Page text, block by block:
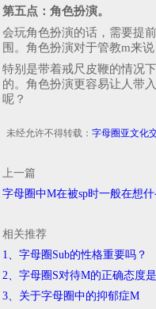
第五点：角色扮演。
会玩角色扮演的话，需要提
围。角色扮演对于管教m来
特别是带着戒尺皮鞭的情况
的。角色扮演更容易让人带
呢？
未经允许不得转载： 字母圈亚文化
上一篇
字母圈中M在被sp时一般在想什
相关推荐
1、字母圈Sub的性格重要吗？
2、字母圈S对待M的正确态度
3、关于字母圈中的抑郁症M